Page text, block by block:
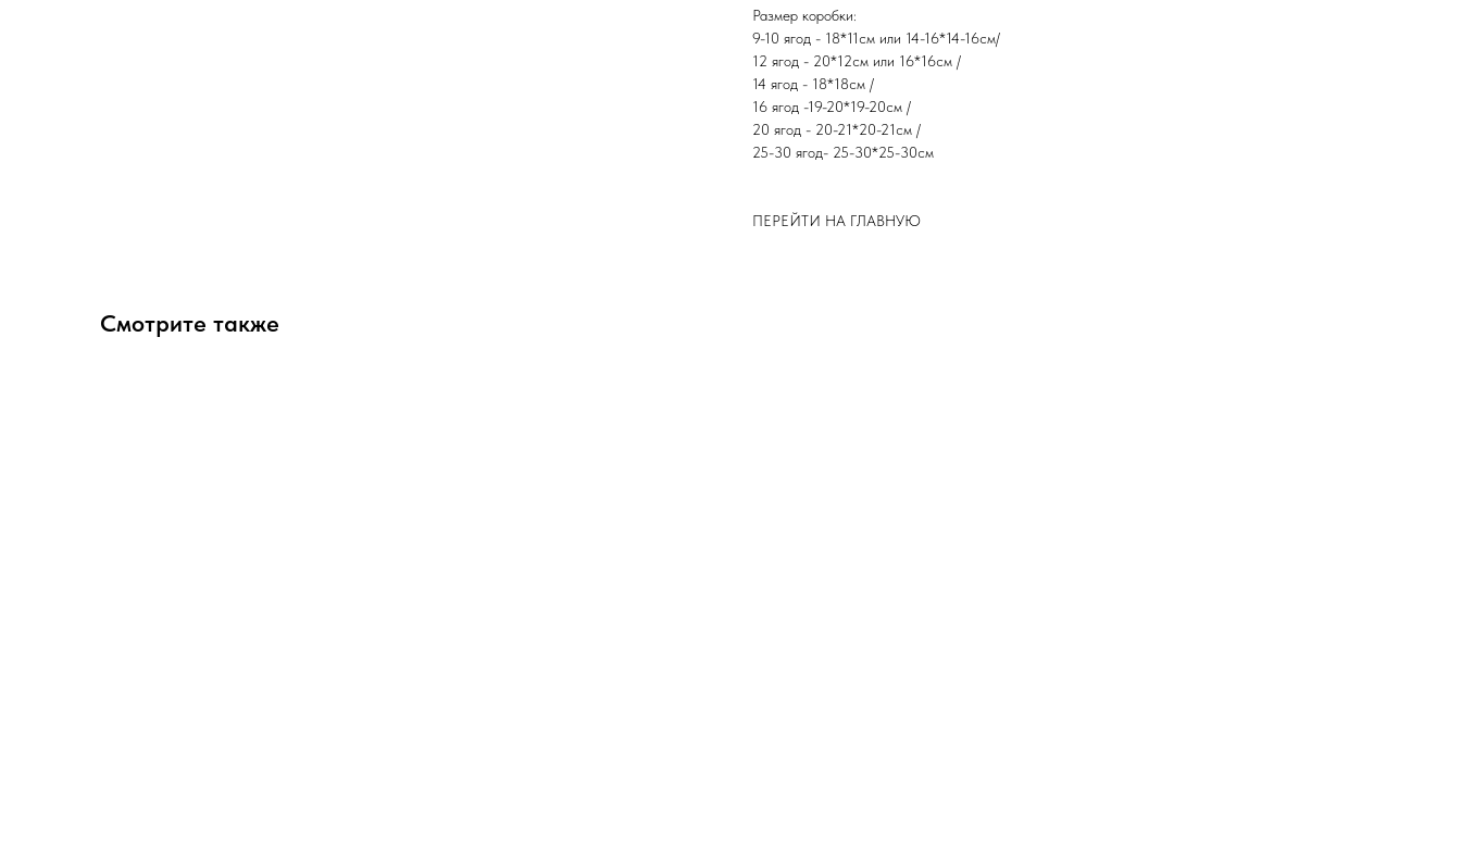
Размер коробки:
9-10 ягод - 18*11см или 14-16*14-16см/
12 ягод - 20*12см или 16*16см /
14 ягод - 18*18см /
16 ягод -19-20*19-20см /
20 ягод - 20-21*20-21см /
25-30 ягод- 25-30*25-30см
ПЕРЕЙТИ НА ГЛАВНУЮ
Смотрите также